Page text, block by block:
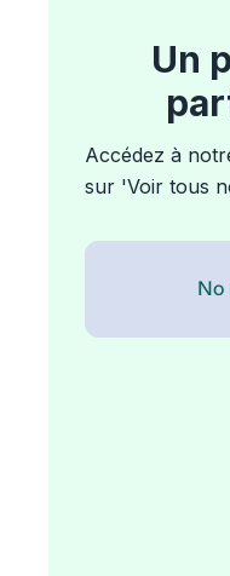
Un
Accédez à
sur 'Voir tous
No